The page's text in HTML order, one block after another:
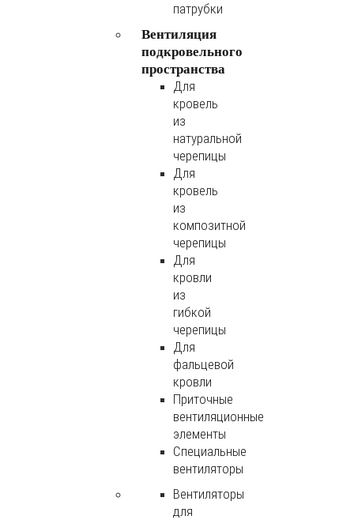
патрубки
Вентиляция
подкровельного
пространства
Для
кровель
из
натуральной
черепицы
Для
кровель
из
композитной
черепицы
Для
кровли
из
гибкой
черепицы
Для
фальцевой
кровли
Приточные
вентиляционные
элементы
Специальные
вентиляторы
Вентиляторы
для